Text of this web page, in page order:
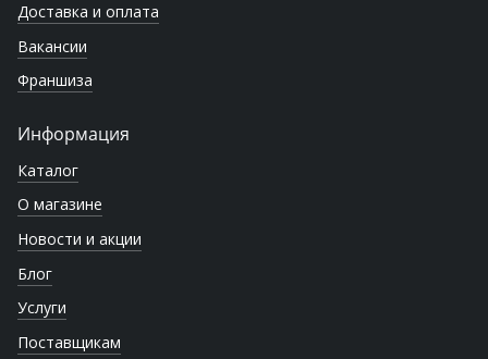
Доставка и оплата
Вакансии
Франшиза
Информация
Каталог
О магазине
Новости и акции
Блог
Услуги
Поставщикам